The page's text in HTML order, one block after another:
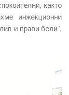
както
инжекционни
и прави бели",